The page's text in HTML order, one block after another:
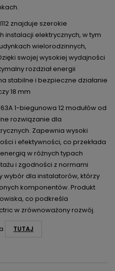
znajduje szerokie
instalacji elektrycznych, w tym
wielorodzinnych,
swojej wysokiej wydajności
rozdział energii
stabilne i bezpieczne działanie
18 mm
63A 1-biegunowa 12 modułów od
rozwiązanie dla
Zapewnia wysoki
i efektywności, co przekłada
w różnych typach
i zgodności z normami
wybór dla instalatorów, którzy
komponentów. Produkt
co podkreśla
w zrównoważony rozwój.
TUTAJ